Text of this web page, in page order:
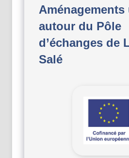
autour du Pôle
d’échanges de
Salé